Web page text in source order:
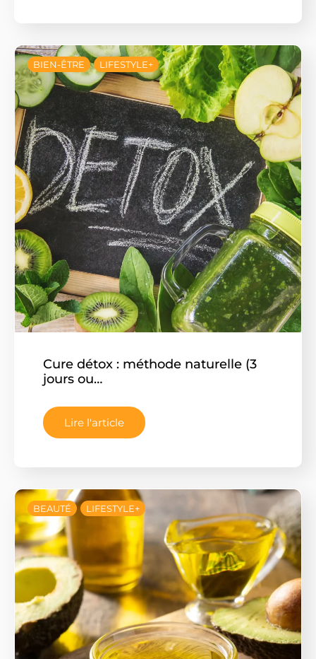
BIEN-ÊTRE LIFESTYLE+
Cure détox : méthode naturelle (3
jours ou…
Lire l'article
BEAUTÉ LIFESTYLE+